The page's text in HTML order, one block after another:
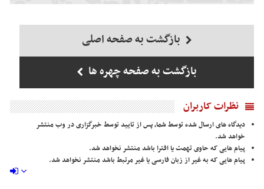
بازگشت به صفحه اصلی
بازگشت به صفحه چهره ها
نظرات کاربران
دیدگاه های ارسال شده توسط شما، پس از تایید توسط خبرگزاری در وب منتشر
خواهد شد.
پیام هایی که حاوی تهمت یا افترا باشد منتشر نخواهد شد.
پیام هایی که به غیر از زبان فارسی یا غیر مرتبط باشد منتشر نخواهد شد.